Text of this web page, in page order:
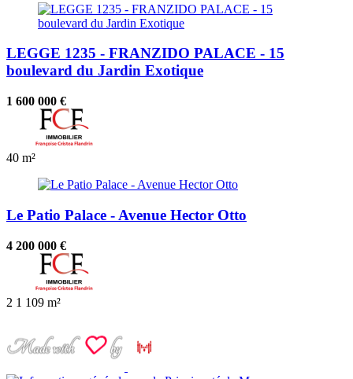
LEGGE 1235 - FRANZIDO PALACE - 15
boulevard du Jardin Exotique
1 600 000 €
40 m²
Le Patio Palace - Avenue Hector Otto
4 200 000 €
2 1 109 m²